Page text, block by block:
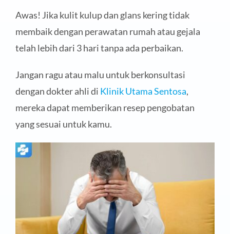
Awas! Jika kulit kulup dan glans kering tidak
membaik dengan perawatan rumah atau gejala
telah lebih dari 3 hari tanpa ada perbaikan.
Jangan ragu atau malu untuk berkonsultasi
dengan dokter ahli di Klinik Utama Sentosa,
mereka dapat memberikan resep pengobatan
yang sesuai untuk kamu.